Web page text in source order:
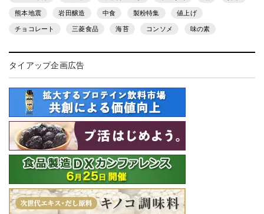
熊本地震 岩田醸造 中食 製粉特集 値上げ
チョコレート 三菱食品 海苔 コンソメ 味の素
タイアップ企画広告